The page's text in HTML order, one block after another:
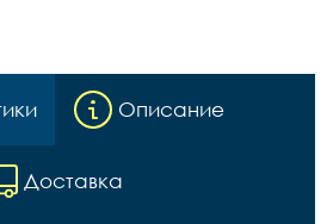
Описание
Доставка